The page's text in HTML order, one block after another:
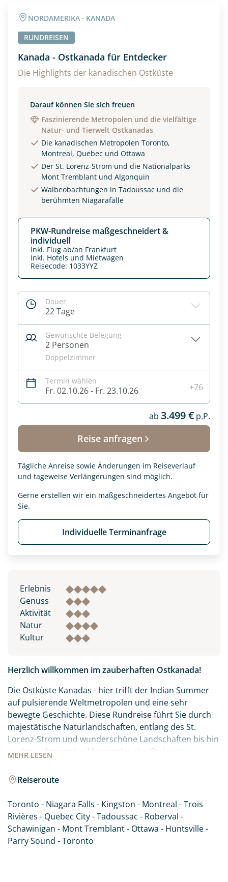
NORDAMERIKA · KANADA
RUNDREISEN
Kanada - Ostkanada für Entdecker
Die Highlights der kanadischen Ostküste
Darauf können Sie sich freuen
Faszinierende Metropolen und die vielfältige
Natur- und Tierwelt Ostkanadas
Die kanadischen Metropolen Toronto,
Montreal, Quebec und Ottawa
Der St. Lorenz-Strom und die Nationalparks
Mont Tremblant und Algonquin
Walbeobachtungen in Tadoussac und die
berühmten Niagarafälle
PKW-Rundreise maßgeschneidert &
individuell
Inkl. Flug ab/an Frankfurt
Inkl. Hotels und Mietwagen
Reisecode: 1033YYZ
Dauer
22 Tage
Gewünschte Belegung
2 Personen
Doppelzimmer
Termin wählen
Fr. 02.10.26 - Fr. 23.10.26 +76
ab 3.499 € p.P.
Reise anfragen
Tägliche Anreise sowie Änderungen im Reiseverlauf
und tageweise Verlängerungen sind möglich.
Gerne erstellen wir ein maßgeschneidertes Angebot für
Sie.
Individuelle Terminanfrage
Erlebnis
Genuss
Aktivität
Natur
Kultur
MEHR LESEN
Herzlich willkommen im zauberhaften Ostkanada!
Die Ostküste Kanadas - hier trifft der Indian Summer
auf pulsierende Weltmetropolen und eine sehr
bewegte Geschichte. Diese Rundreise führt Sie durch
majestätische Naturlandschaften, entlang des St.
Lorenz-Strom und wunderschöne Landschaften bis hin
zu den aufregenden Metropolen der Ostküste.
Niagarafälle auf einer Reise durch Ostkanada nicht
fehlen.
Reiseroute
Toronto - Niagara Falls - Kingston - Montreal - Trois
Rivières - Quebec City - Tadoussac - Roberval -
Schawinigan - Mont Tremblant - Ottawa - Huntsville -
Parry Sound - Toronto
Alter
Unterkunft
EZ Familienzimmer
Reisebeginn
Option 2
Weitere Informationen
Datenschutz & Transparenz ist uns sehr wichtig!
Die Anfrage wird via SSL verschlüsselt an unseren Server
geschickt. Mit Absenden des Formulars, erklären Sie, dass
Widerrufhinweisezur
Kenntnis genommen und akzeptiert haben.